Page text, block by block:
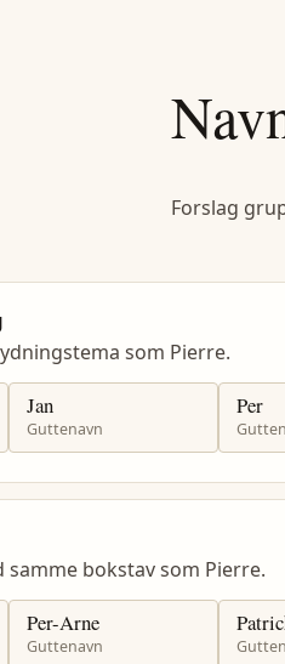
Forslag
som Pierre.
Jan
Guttenavn
Per
bokstav som Pierre.
Per-Arne
Guttenavn